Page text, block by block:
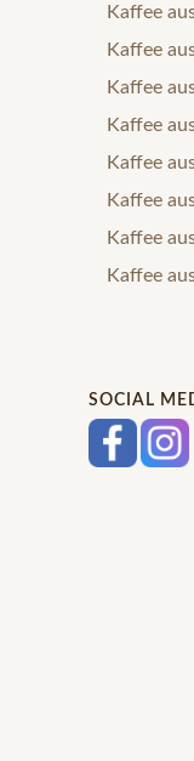
Kaffee
Kaffee
Kaffee
Kaffee
Kaffee
Kaffee
Kaffee
Kaffee
SOCIAL